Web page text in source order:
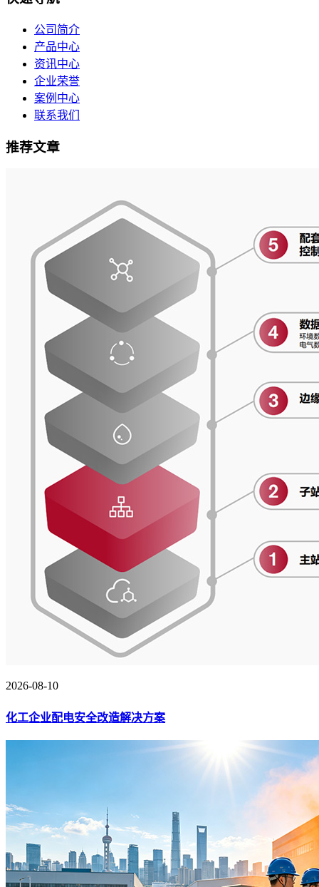
公司简介
产品中心
资讯中心
企业荣誉
案例中心
联系我们
推荐文章
2026-08-10
化工企业配电安全改造解决方案